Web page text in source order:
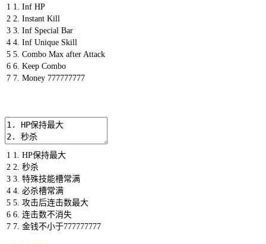
1
2
3
4
5
6
7
1. Inf HP
2. Instant Kill
3. Inf Special Bar
4. Inf Unique Skill
5. Combo Max after Attack
6. Keep Combo
7. Money 777777777
1
2
3
4
5
6
7
1. HP保持最大
2. 秒杀
3. 特殊技能槽常满
4. 必杀槽常满
5. 攻击后连击数最大
6. 连击数不消失
7. 金钱不小于777777777